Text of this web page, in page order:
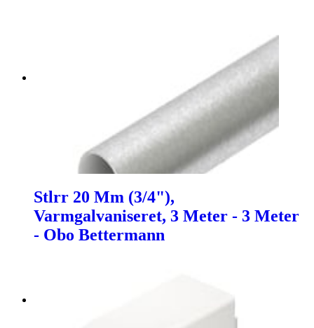
Stlrr 20 Mm (3/4"),
Varmgalvaniseret, 3 Meter - 3 Meter
- Obo Bettermann